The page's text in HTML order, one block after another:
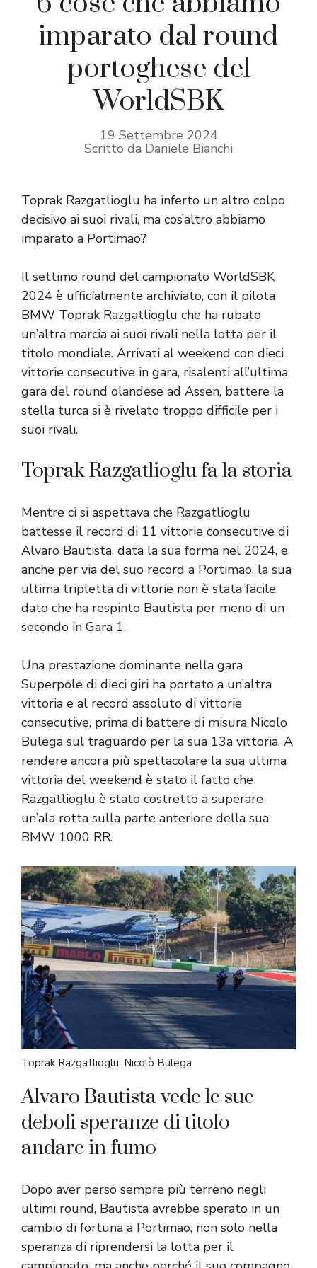
imparato dal round
portoghese del
WorldSBK
19 Settembre 2024
Scritto da Daniele Bianchi
Toprak Razgatlioglu ha inferto un altro colpo
decisivo ai suoi rivali, ma cos’altro abbiamo
imparato a Portimao?
Il settimo round del campionato WorldSBK
2024 è ufficialmente archiviato, con il pilota
BMW Toprak Razgatlioglu che ha rubato
un’altra marcia ai suoi rivali nella lotta per il
titolo mondiale. Arrivati ​​al weekend con dieci
vittorie consecutive in gara, risalenti all’ultima
gara del round olandese ad Assen, battere la
stella turca si è rivelato troppo difficile per i
suoi rivali.
Toprak Razgatlioglu fa la storia
Mentre ci si aspettava che Razgatlioglu
battesse il record di 11 vittorie consecutive di
Alvaro Bautista, data la sua forma nel 2024, e
anche per via del suo record a Portimao, la sua
ultima tripletta di vittorie non è stata facile,
dato che ha respinto Bautista per meno di un
secondo in Gara 1.
Una prestazione dominante nella gara
Superpole di dieci giri ha portato a un’altra
vittoria e al record assoluto di vittorie
consecutive, prima di battere di misura Nicolo
Bulega sul traguardo per la sua 13a vittoria. A
rendere ancora più spettacolare la sua ultima
vittoria del weekend è stato il fatto che
Razgatlioglu è stato costretto a superare
un’ala rotta sulla parte anteriore della sua
BMW 1000 RR.
Toprak Razgatlioglu, Nicolò Bulega
Alvaro Bautista vede le sue
deboli speranze di titolo
andare in fumo
Dopo aver perso sempre più terreno negli
ultimi round, Bautista avrebbe sperato in un
cambio di fortuna a Portimao, non solo nella
speranza di riprendersi la lotta per il